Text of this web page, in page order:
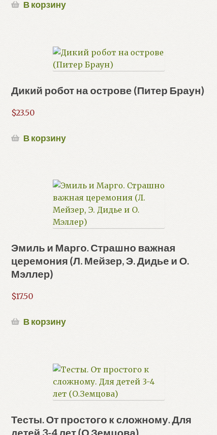
В корзину
Дикий робот на острове (Питер Браун)
$23.50
В корзину
Эмиль и Марго. Страшно важная
церемония (Л. Мейзер, Э. Дидье и О.
Мэллер)
$17.50
В корзину
Тесты. От простого к сложному. Для
детей 3-4 лет (О.Земцова)